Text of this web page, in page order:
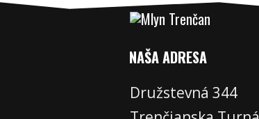
NAŠA ADRESA
Družstevná 344